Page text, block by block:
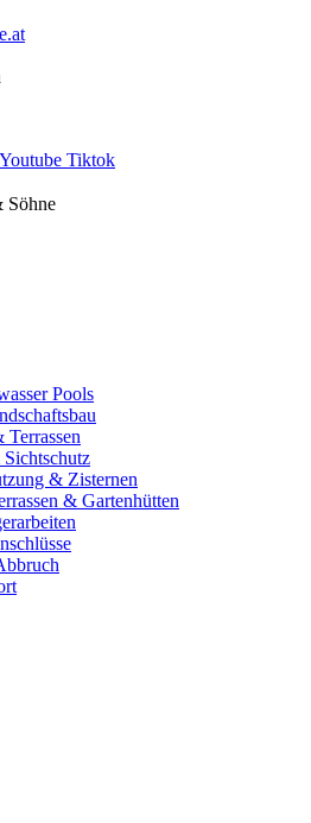
Youtube Tiktok
Söhne
Pools
Terrassen
& Zisternen
& Gartenhütten